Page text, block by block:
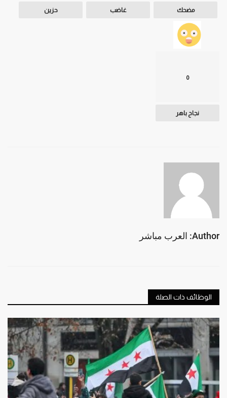
مضحك غاضب حزين
0
نجاح باهر
Author: العرب مباشر
الوظائف ذات الصلة